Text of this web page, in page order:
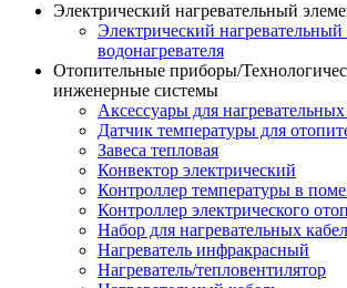
Электрический нагревательный
Электрический нагревательный
водонагревателя
Отопительные приборы/
инженерные системы
Аксессуары для нагревательных
Датчик температуры для
Завеса тепловая
Конвектор электрический
Контроллер температуры в
Контроллер электрического
Набор для нагревательных
Нагреватель инфракрасный
Нагреватель/тепловентилятор